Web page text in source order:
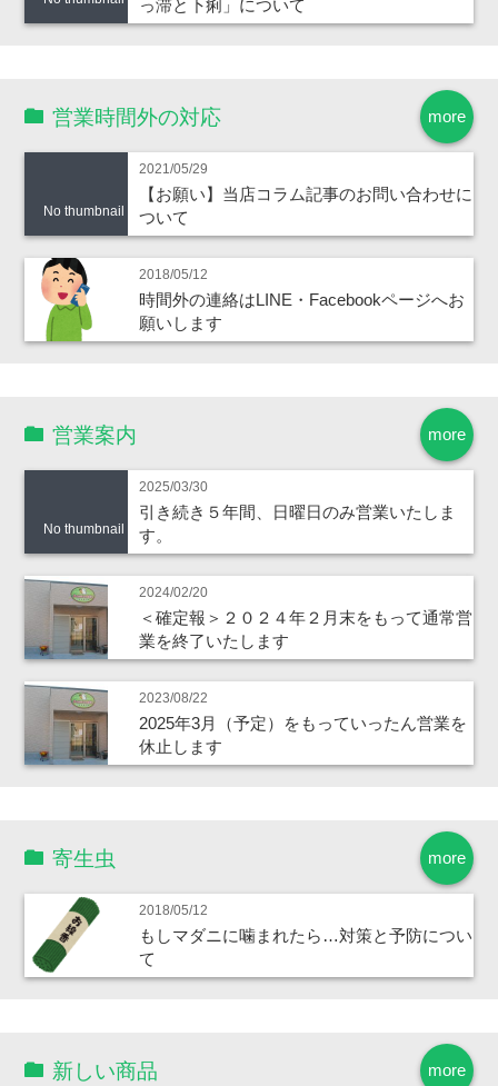
っ滞と下痢」について
more
営業時間外の対応
No thumbnail
2021/05/29
【お願い】当店コラム記事のお問い合わせに
ついて
2018/05/12
時間外の連絡はLINE・Facebookページへお
願いします
more
営業案内
No thumbnail
2025/03/30
引き続き５年間、日曜日のみ営業いたしま
す。
2024/02/20
＜確定報＞２０２４年２月末をもって通常営
業を終了いたします
2023/08/22
2025年3月（予定）をもっていったん営業を
休止します
more
寄生虫
2018/05/12
もしマダニに噛まれたら…対策と予防につい
て
more
新しい商品